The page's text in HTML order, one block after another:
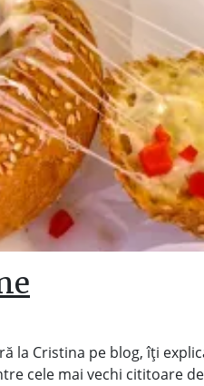
la Cristina pe blog, îți
cele mai vechi cititoare